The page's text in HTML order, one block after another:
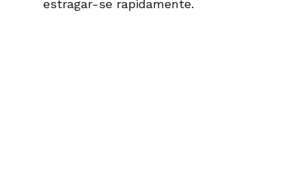
estragar-se rapidamente.